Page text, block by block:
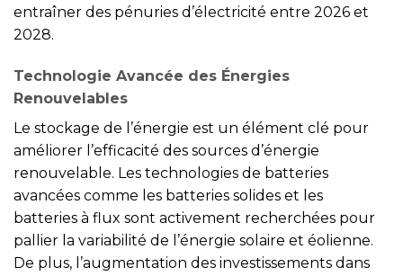
entraîner des pénuries d’électricité entre 2026 et
2028.
Technologie Avancée des Énergies
Renouvelables
Le stockage de l’énergie est un élément clé pour
améliorer l’efficacité des sources d’énergie
renouvelable. Les technologies de batteries
avancées comme les batteries solides et les
batteries à flux sont activement recherchées pour
pallier la variabilité de l’énergie solaire et éolienne.
De plus, l’augmentation des investissements dans